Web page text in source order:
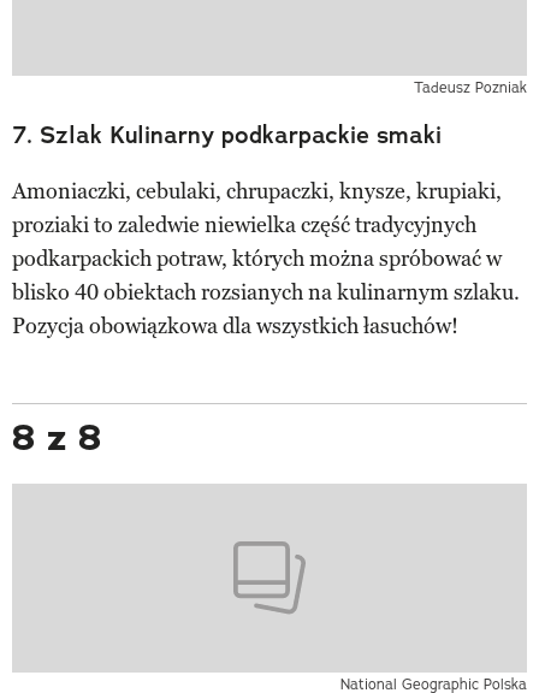
Tadeusz Pozniak
7. Szlak Kulinarny podkarpackie smaki
Amoniaczki, cebulaki, chrupaczki, knysze, krupiaki,
proziaki to zaledwie niewielka część tradycyjnych
podkarpackich potraw, których można spróbować w
blisko 40 obiektach rozsianych na kulinarnym szlaku.
Pozycja obowiązkowa dla wszystkich łasuchów!
8 z 8
National Geographic Polska